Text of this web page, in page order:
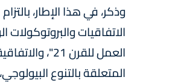
وذكر، في هذا الإطار،
الاتفاقيات
العمل للقرن
المتعلقة بالتنوع